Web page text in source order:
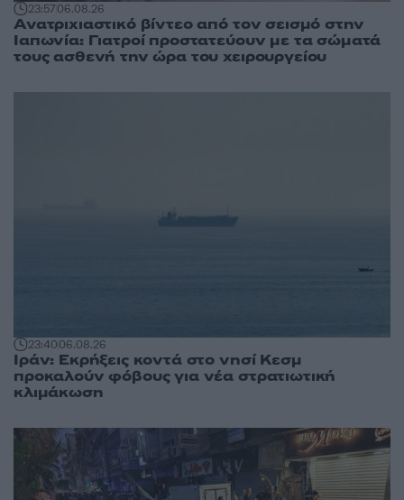
23:5706.08.26
Ανατριχιαστικό βίντεο από τον σεισμό στην
Ιαπωνία: Γιατροί προστατεύουν με τα σώματά
τους ασθενή την ώρα του χειρουργείου
23:4006.08.26
Ιράν: Εκρήξεις κοντά στο νησί Κεσμ
προκαλούν φόβους για νέα στρατιωτική
κλιμάκωση